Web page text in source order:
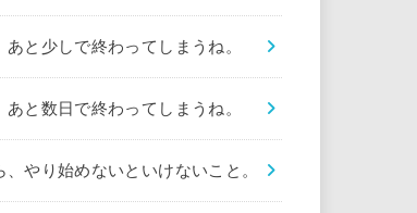
あと少しで終わってしまうね。
あと数日で終わってしまうね。
、やり始めないといけないこと。